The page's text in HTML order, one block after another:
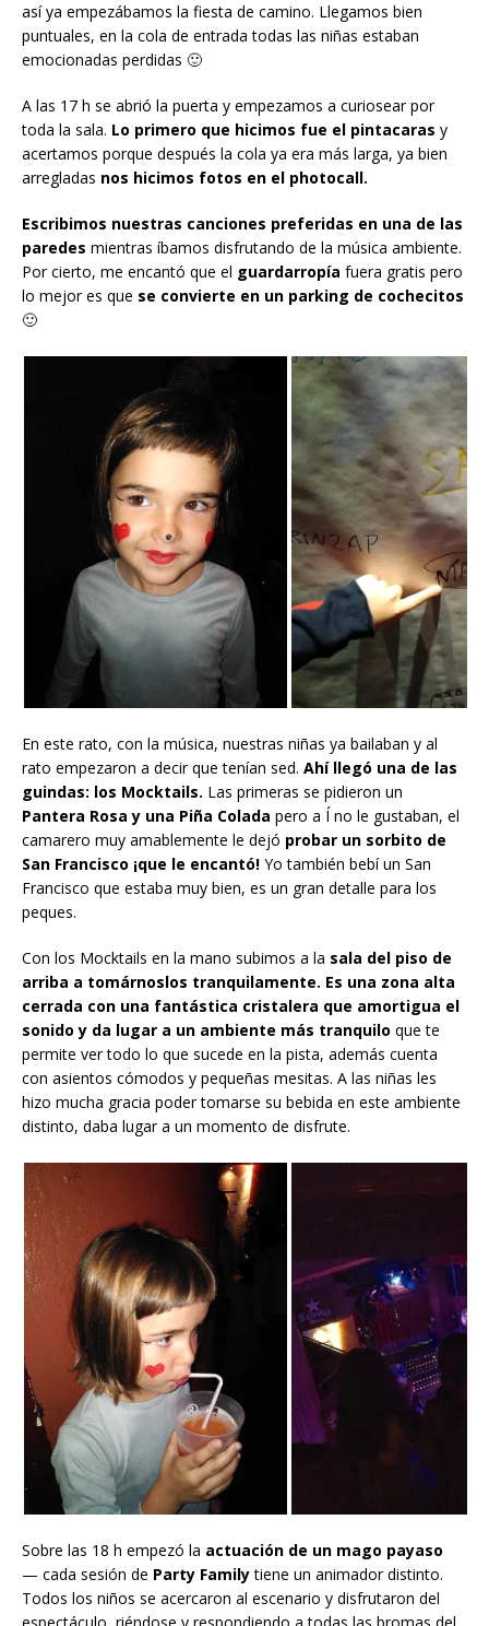
así ya empezábamos la fiesta de camino. Llegamos bien
puntuales, en la cola de entrada todas las niñas estaban
emocionadas perdidas 🙂
A las 17 h se abrió la puerta y empezamos a curiosear por
toda la sala. Lo primero que hicimos fue el pintacaras y
acertamos porque después la cola ya era más larga, ya bien
arregladas nos hicimos fotos en el photocall.
Escribimos nuestras canciones preferidas en una de las
paredes mientras íbamos disfrutando de la música ambiente.
Por cierto, me encantó que el guardarropía fuera gratis pero
lo mejor es que se convierte en un parking de cochecitos
🙂
En este rato, con la música, nuestras niñas ya bailaban y al
rato empezaron a decir que tenían sed. Ahí llegó una de las
guindas: los Mocktails. Las primeras se pidieron un
Pantera Rosa y una Piña Colada pero a Í no le gustaban, el
camarero muy amablemente le dejó probar un sorbito de
San Francisco ¡que le encantó! Yo también bebí un San
Francisco que estaba muy bien, es un gran detalle para los
peques.
Con los Mocktails en la mano subimos a la sala del piso de
arriba a tomárnoslos tranquilamente. Es una zona alta
cerrada con una fantástica cristalera que amortigua el
sonido y da lugar a un ambiente más tranquilo que te
permite ver todo lo que sucede en la pista, además cuenta
con asientos cómodos y pequeñas mesitas. A las niñas les
hizo mucha gracia poder tomarse su bebida en este ambiente
distinto, daba lugar a un momento de disfrute.
Sobre las 18 h empezó la actuación de un mago payaso
— cada sesión de Party Familytiene un animador distinto.
Todos los niños se acercaron al escenario y disfrutaron del